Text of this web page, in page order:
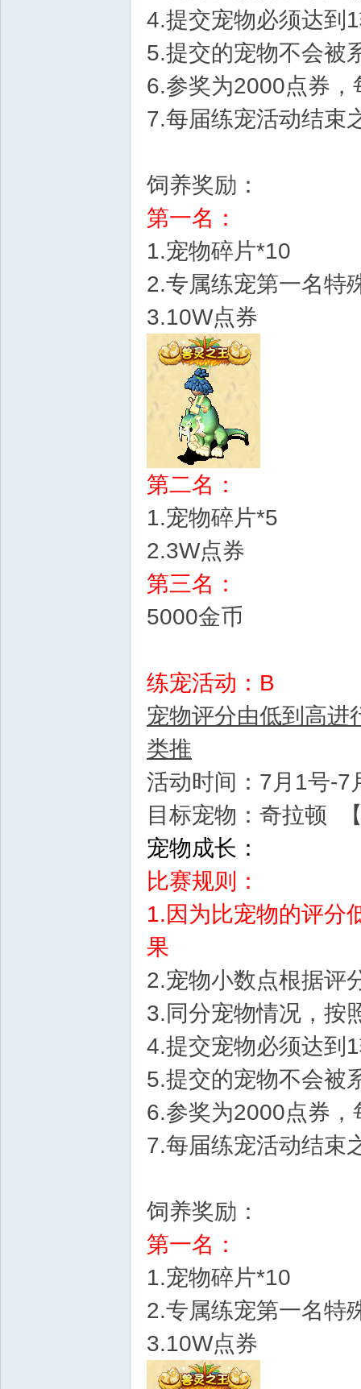
4.提交宠物必须达到
5.提交的宠物不会被
6.参奖为2000点券
7.每届练宠活动结束
饲养奖励：
第一名：
1.宠物碎片*10
2.专属练宠第一名特
3.10W点券
第二名：
1.宠物碎片*5
2.3W点券
第三名：
5000金币
练宠活动：B
宠物评分由低到高进
类推
活动时间：7月1号-7
目标宠物：奇拉顿
宠物成长：
比赛规则：
1.因为比宠物的评分
果
2.宠物小数点根据评
3.同分宠物情况，按
4.提交宠物必须达到
5.提交的宠物不会被
6.参奖为2000点券
7.每届练宠活动结束
饲养奖励：
第一名：
1.宠物碎片*10
2.专属练宠第一名特
3.10W点券